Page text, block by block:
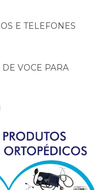
E TELEFONES
VOCE PARA